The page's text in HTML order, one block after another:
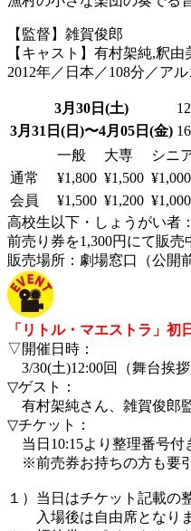
【監督】雑賀俊郎
【キャスト】有村架純,釈
2012年／日本／108分／ア
3月30日(土)
3月31日(日)〜4月05日(金)
一般
大専
シニ
通常
¥1,800 ¥1,500 ¥1,000
会員
¥1,500 ¥1,200 ¥1,000
高校生以下・しょうがい者
前売り券を1,300円にて販売
販売場所：劇場窓口（公開
「リトル・マエストラ」初
▽開催日時：
3/30(土)12:00回（舞台挨拶
▽ゲスト：
有村架純さん、雑賀俊郎
▽チケット：
当日10:15より整理番号付
※前売券お持ちの方も要
１）当日はチケット記載の
入場後は自由席となりま